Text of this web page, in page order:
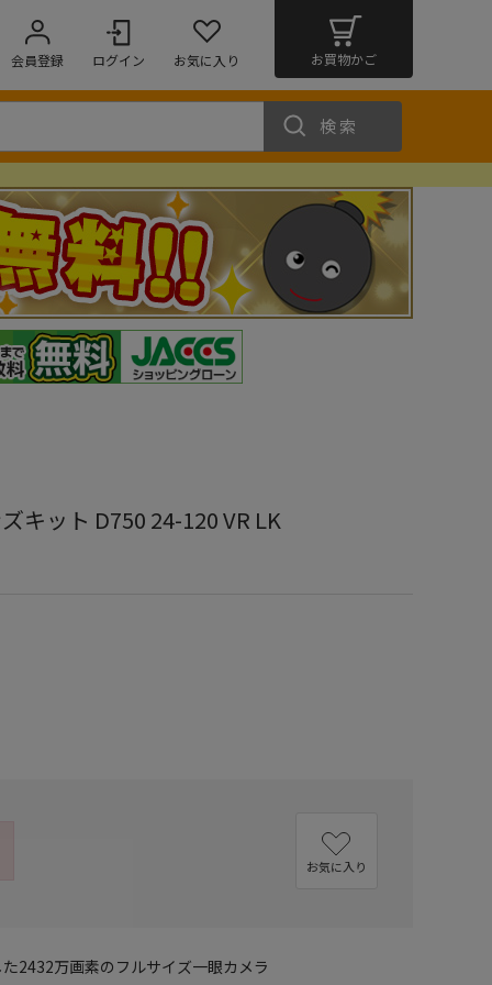
会員登録 ログイン お気に入り お買物かご
検索
キット D750 24-120 VR LK
お気に入り
2432万画素のフルサイズ一眼カメラ